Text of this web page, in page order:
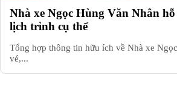
Nhà xe Ngọc Hùng Văn Nhân
lịch trình cụ thể
Tổng hợp thông tin hữu ích về Nhà xe
vé,...